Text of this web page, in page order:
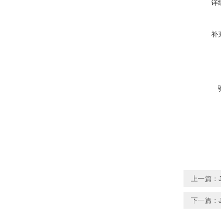
详
补
上一篇：
下一篇：